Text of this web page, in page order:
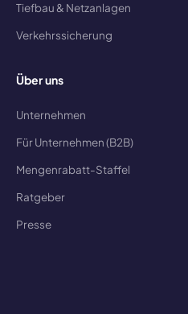
Tiefbau & Netzanlagen
Verkehrssicherung
Über uns
Unternehmen
Für Unternehmen (B2B)
Mengenrabatt-Staffel
Ratgeber
Presse